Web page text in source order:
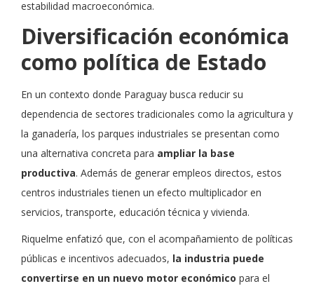
estabilidad macroeconómica.
Diversificación económica
como política de Estado
En un contexto donde Paraguay busca reducir su
dependencia de sectores tradicionales como la agricultura y
la ganadería, los parques industriales se presentan como
una alternativa concreta para ampliar la base
productiva. Además de generar empleos directos, estos
centros industriales tienen un efecto multiplicador en
servicios, transporte, educación técnica y vivienda.
Riquelme enfatizó que, con el acompañamiento de políticas
públicas e incentivos adecuados, la industria puede
convertirse en un nuevo motor económico para el